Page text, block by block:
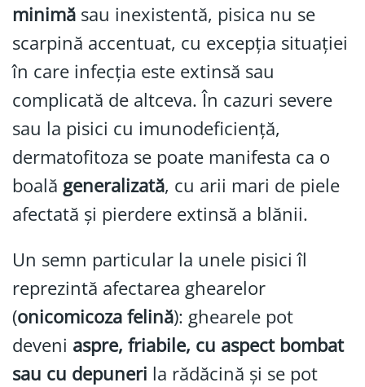
minimă sau inexistentă, pisica nu se
scarpină accentuat, cu excepția situației
în care infecția este extinsă sau
complicată de altceva. În cazuri severe
sau la pisici cu imunodeficiență,
dermatofitoza se poate manifesta ca o
boală generalizată, cu arii mari de piele
afectată și pierdere extinsă a blănii.
Un semn particular la unele pisici îl
reprezintă afectarea ghearelor
(onicomicoza felină): ghearele pot
deveni aspre, friabile, cu aspect bombat
sau cu depuneri la rădăcină și se pot